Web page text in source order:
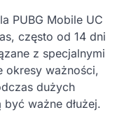
PUBG Mobile UC
często od 14 dni
z specjalnymi
okresy ważności,
dużych
ważne dłużej.